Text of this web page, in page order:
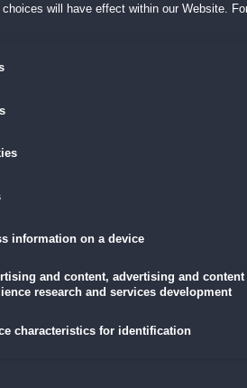
des Browserfensters angezeigt.
Datei.
klicke auf "Ja" (Bei Windows Vista "Fortsetzen").
will have effect within our Website.
information on a device
and content, advertising and content
research and services development
characteristics for identification
and detect fraud, and fix errors